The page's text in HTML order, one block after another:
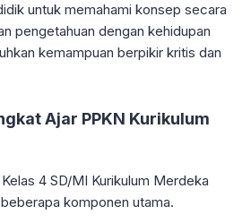
untuk memahami konsep secara
pengetahuan dengan kehidupan
kemampuan berpikir kritis dan
Ajar PPKN Kurikulum
4 SD/MI Kurikulum Merdeka
komponen utama.